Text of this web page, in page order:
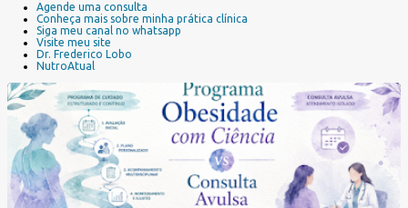
g
e
Agende uma consulta
Conheça mais sobre minha prática clínica
Siga meu canal no whatsapp
Visite meu site
Dr. Frederico Lobo
NutroAtual